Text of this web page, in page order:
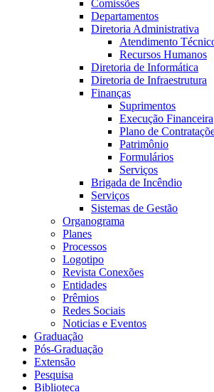
Comissões
Departamentos
Diretoria Administrativa
Atendimento
Recursos Humanos
Diretoria de Informática
Diretoria de Infraestrutura
Finanças
Suprimentos
Execução Financeira
Plano de
Patrimônio
Formulários
Serviços
Brigada de Incêndio
Serviços
Sistemas de Gestão
Organograma
Planes
Processos
Logotipo
Revista Conexões
Entidades
Prêmios
Redes Sociais
Noticias e Eventos
Graduação
Pós-Graduação
Extensão
Pesquisa
Biblioteca